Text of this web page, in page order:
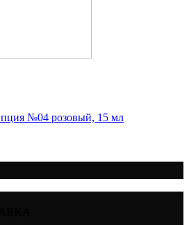
№04 розовый, 15 мл